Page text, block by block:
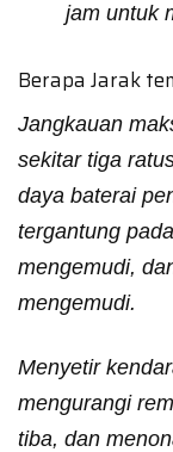
jam untuk
Berapa Jarak
Jangkauan
sekitar tiga
daya baterai
tergantung
mengemudi,
mengemudi.
Menyetir
mengurangi
tiba, dan